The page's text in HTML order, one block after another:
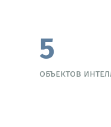
5
объектов